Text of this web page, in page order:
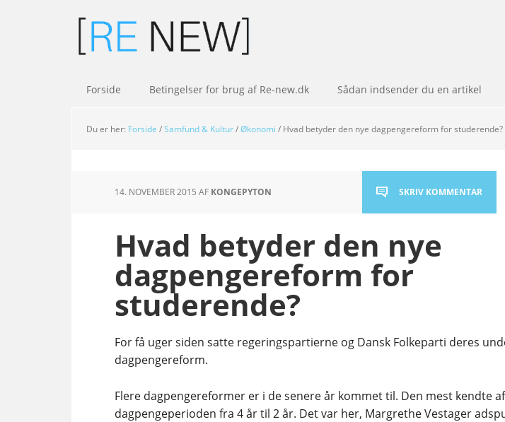
Forside Betingelser for brug af Re-new.dk Sådan indsender du en artikel
Du er her: Forside /Samfund & Kultur/Økonomi / Hvad betyder den nye dagpengereform for studerende?
14. NOVEMBER 2015 AF KONGEPYTON SKRIV KOMMENTAR
Hvad betyder den nye
dagpengereform for
studerende?
For få uger siden satte regeringspartierne og Dansk Folkeparti deres
dagpengereform.
Flere dagpengereformer er i de senere år kommet til. Den mest kendte
dagpengeperioden fra 4 år til 2 år. Det var her, Margrethe Vestager